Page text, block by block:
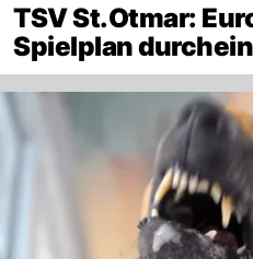
TSV St.Otmar:
Spielplan